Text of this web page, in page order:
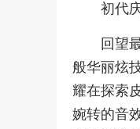
初代
回望
般华丽炫
耀在探索
婉转的音